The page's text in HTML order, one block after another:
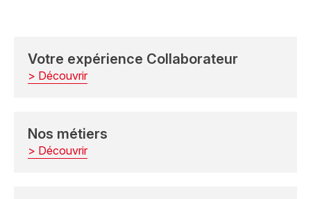
Votre expérience Collaborateur
> Découvrir
Nos métiers
> Découvrir